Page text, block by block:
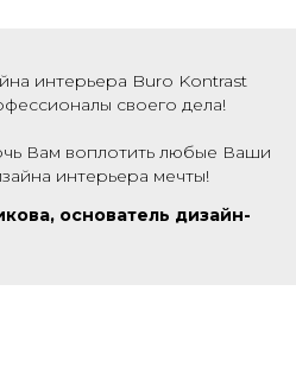
интерьера Buro Kontrast
своего дела!
Вам воплотить любые Ваши
интерьера мечты!
основатель дизайн-